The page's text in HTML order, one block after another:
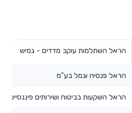
הראל השתלמות עוקב מדדים - גמיש
הראל פנסיה וגמל בע"מ
הראל השקעות בביטוח ושירותים פיננסיים